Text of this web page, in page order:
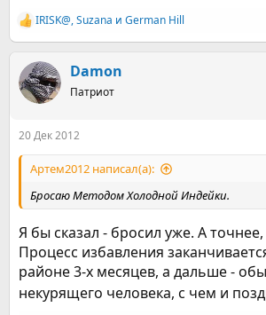
Р
е
к
ц
и
IRISK@,Suzana и German Hill
Damon
Патриот
20 Дек 2012
Артем2012 написал(а):
Бросаю Методом Холодной Индейки.
Я бы сказал - бросил уже. А
Процесс избавления
районе 3-х месяцев, а дальше -
некурящего человека, с чем и